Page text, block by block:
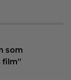
som
film”